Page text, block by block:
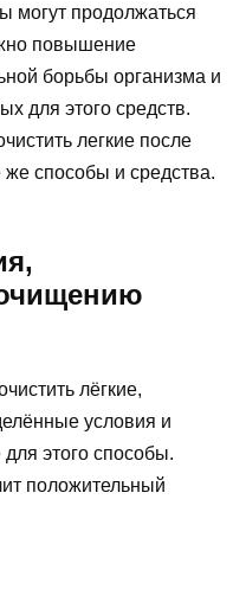
могут продолжаться
повышение
борьбы организма и
для этого средств.
легкие после
же способы и средства.
лёгкие,
условия и
этого способы.
положительный